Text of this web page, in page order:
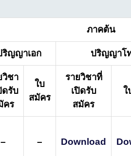
ภาคต้น
ริญญาเอก ปริญญาโ
วิชา
ดรับ
คร
ใบ
สมัคร
รายวิชาที่
เปิดรับ
สมัคร
ใ
– – Download